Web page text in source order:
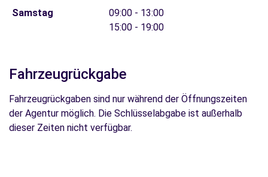
Samstag
09:00 - 13:00
15:00 - 19:00
Fahrzeugrückgabe
Fahrzeugrückgaben sind nur während der Öffnungszeiten
der Agentur möglich. Die Schlüsselabgabe ist außerhalb
dieser Zeiten nicht verfügbar.